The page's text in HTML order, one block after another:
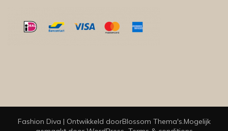
Fashion Diva | Ontwikkeld doorBlossom Thema's.Mogelijk